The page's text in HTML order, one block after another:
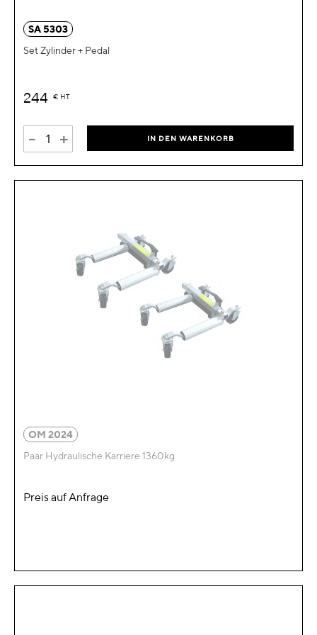
SA 5303
Set Zylinder + Pedal
244 € HT
- + IN DEN WARENKORB
OM 2024
Paar Hydraulische Karriere 1360kg
Preis auf Anfrage